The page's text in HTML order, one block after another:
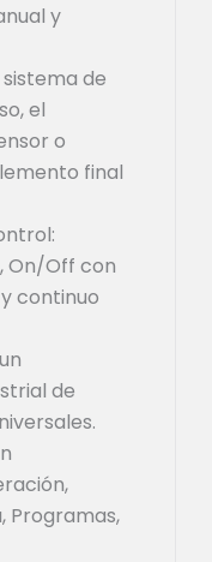
y
de
el
o
final
On/Off con
continuo
de
Programas,